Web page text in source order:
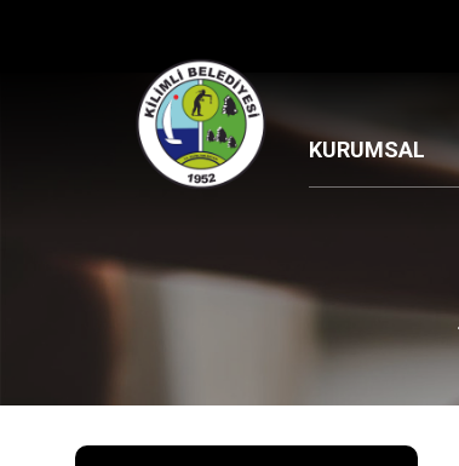
KURUMSAL